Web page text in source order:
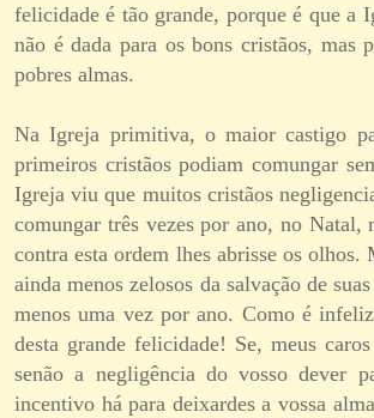
felicidade é tão grande, porque é que a
não é dada para os bons cristãos, mas
pobres almas.
Na Igreja primitiva, o maior castigo
primeiros cristãos podiam comungar
Igreja viu que muitos cristãos
comungar três vezes por ano, no Natal,
contra esta ordem lhes abrisse os
ainda menos zelosos da salvação de
menos uma vez por ano. Como é
desta grande felicidade! Se, meus
senão a negligência do vosso dever
incentivo há para deixardes a vossa